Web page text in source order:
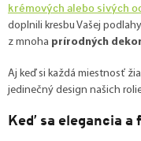
krémových alebo sivých
doplnili kresbu Vašej
z mnoha prírodných
Aj keď si každá miestnosť
jedinečný design našich
Keď sa elegancia